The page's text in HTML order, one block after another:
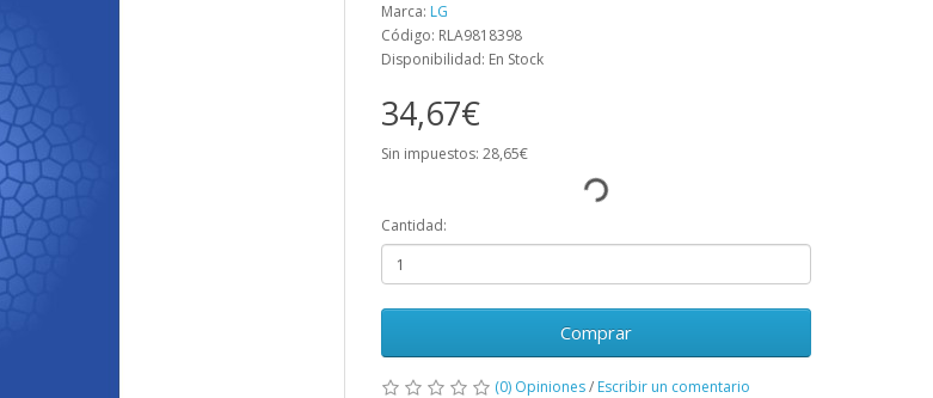
Marca: LG
Código: RLA9818398
Disponibilidad: En Stock
34,67€
Sin impuestos: 28,65€
Cantidad:
Comprar
(0) Opiniones/ Escribir un comentario